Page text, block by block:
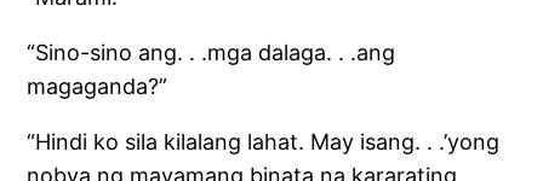
“Sino-sino ang. . .mga dalaga. . .ang
magaganda?”
“Hindi ko sila kilalang lahat. May isang. . .’yong
nobya ng mayamang binata na kararating